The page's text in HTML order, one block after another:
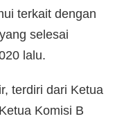
terkait dengan
selesai
lalu.
terdiri dari Ketua
Komisi B